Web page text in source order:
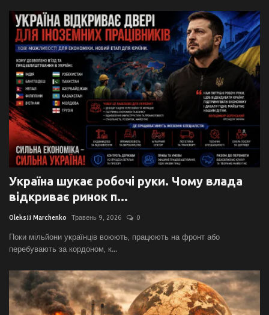
Україна шукає робочі руки. Чому влада
відкриває ринок п...
Oleksii Marchenko Травень 9, 2026 0
Поки мільйони українців воюють, працюють на фронт або
перебувають за кордоном, к...